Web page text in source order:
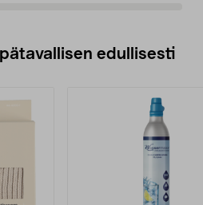
edullisesti